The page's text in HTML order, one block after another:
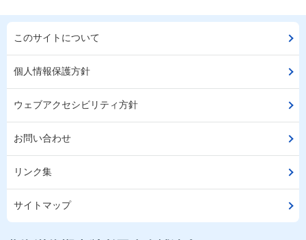
このサイトについて
個人情報保護方針
ウェブアクセシビリティ方針
お問い合わせ
リンク集
サイトマップ